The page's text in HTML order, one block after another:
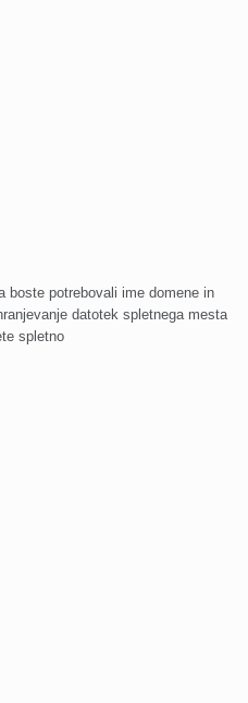
boste potrebovali ime domene in
datotek spletnega mesta
spletno